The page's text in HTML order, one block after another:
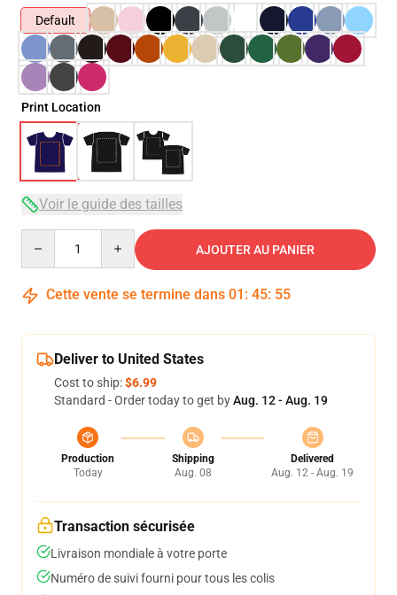
Default
Print Location
Voir le guide des tailles
AJOUTER AU PANIER
Cette vente se termine dans 01 : 45: 54
Deliver to United States
Cost to ship:$6.99
Standard - Order today to get byAug. 12 - Aug. 19
Production
Today
Shipping
Aug. 08
Delivered
Aug. 12 - Aug. 19
Transaction sécurisée
Livraison mondiale à votre porte
Numéro de suivi fourni pour tous les colis